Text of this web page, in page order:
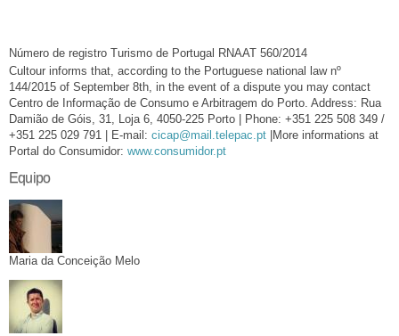
Número de registro Turismo de Portugal RNAAT 560/2014
Cultour informs that, according to the Portuguese national law nº
144/2015 of September 8th, in the event of a dispute you may contact
Centro de Informação de Consumo e Arbitragem do Porto. Address: Rua
Damião de Góis, 31, Loja 6, 4050-225 Porto | Phone: +351 225 508 349 /
+351 225 029 791 | E-mail: cicap@mail.telepac.pt |More informations at
Portal do Consumidor: www.consumidor.pt
Equipo
Maria da Conceição Melo